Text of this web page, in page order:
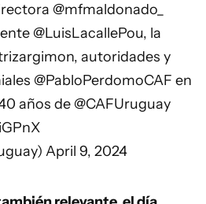
@mfmaldonado_
@LuisLacallePou, la
, autoridades y
@PabloPerdomoCAF en
años de @CAFUruguay
April 9, 2024